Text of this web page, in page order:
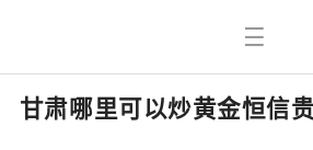
甘肃哪里可以炒黄金恒信